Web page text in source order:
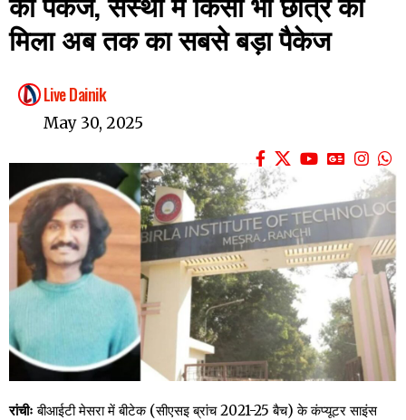
मिला अब तक का सबसे बड़ा पैकेज
Live Dainik
May 30, 2025
रांचीः बीआईटी मेसरा में बीटेक (सीएसइ ब्रांच 2021-25 बैच) के कंप्यूटर साइंस